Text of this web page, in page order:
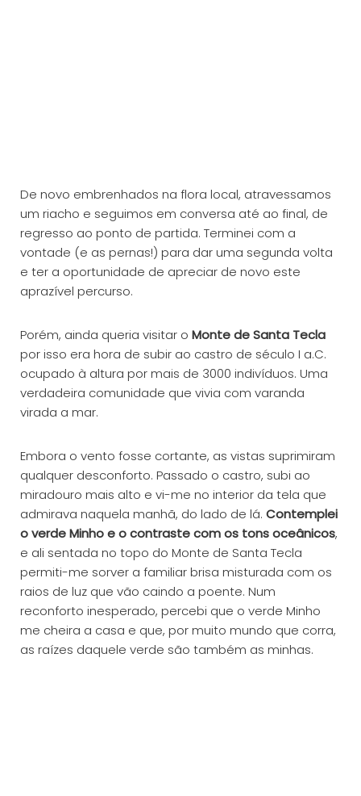
De novo embrenhados na flora local, atravessamos
um riacho e seguimos em conversa até ao final, de
regresso ao ponto de partida. Terminei com a
vontade (e as pernas!) para dar uma segunda volta
e ter a oportunidade de apreciar de novo este
aprazível percurso.
Porém, ainda queria visitar o Monte de Santa Tecla
por isso era hora de subir ao castro de século I a.C.
ocupado à altura por mais de 3000 indivíduos. Uma
verdadeira comunidade que vivia com varanda
virada a mar.
Embora o vento fosse cortante, as vistas suprimiram
qualquer desconforto. Passado o castro, subi ao
miradouro mais alto e vi-me no interior da tela que
admirava naquela manhã, do lado de lá. Contemplei
o verde Minho e o contraste com os tons oceânicos,
e ali sentada no topo do Monte de Santa Tecla
permiti-me sorver a familiar brisa misturada com os
raios de luz que vão caindo a poente. Num
reconforto inesperado, percebi que o verde Minho
me cheira a casa e que, por muito mundo que corra,
as raízes daquele verde são também as minhas.